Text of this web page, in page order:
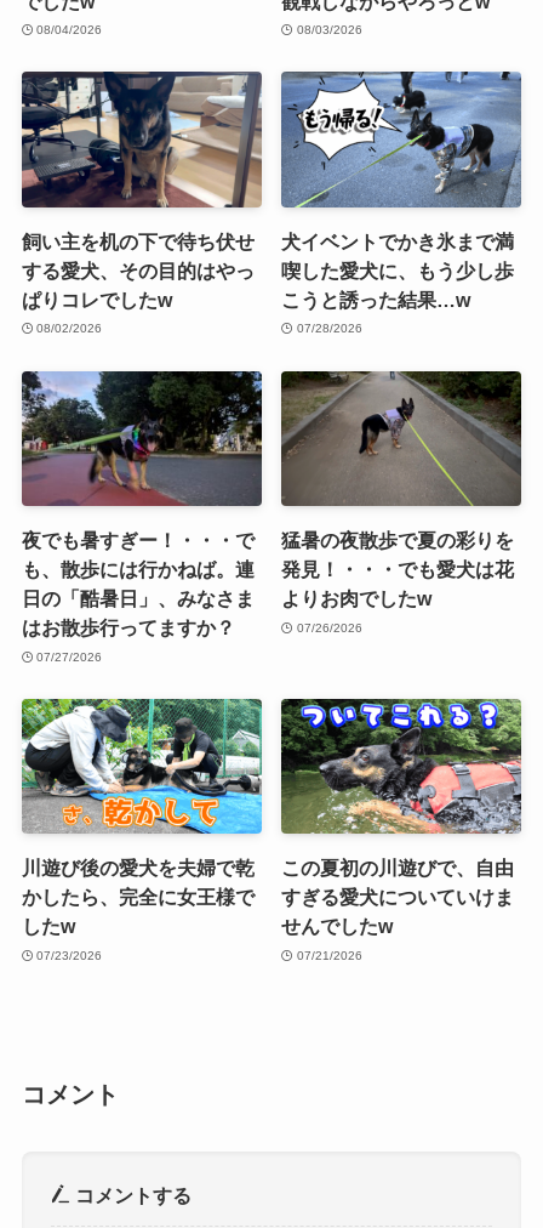
08/04/2026 08/03/2026
飼い主を机の下で待ち伏せ
する愛犬、その目的はやっ
ぱりコレでしたw
08/02/2026
犬イベントでかき氷まで満
喫した愛犬に、もう少し歩
こうと誘った結果…w
07/28/2026
夜でも暑すぎー！・・・で
も、散歩には行かねば。連
日の「酷暑日」、みなさま
はお散歩行ってますか？
07/27/2026
猛暑の夜散歩で夏の彩りを
発見！・・・でも愛犬は花
よりお肉でしたw
07/26/2026
川遊び後の愛犬を夫婦で乾
かしたら、完全に女王様で
したw
07/23/2026
この夏初の川遊びで、自由
すぎる愛犬についていけま
せんでしたw
07/21/2026
コメント
コメントする